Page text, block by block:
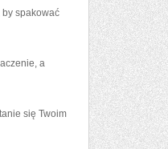
spakować
a
się Twoim